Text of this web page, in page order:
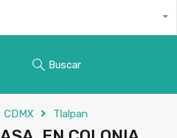
Buscar
CDMX Tlalpan